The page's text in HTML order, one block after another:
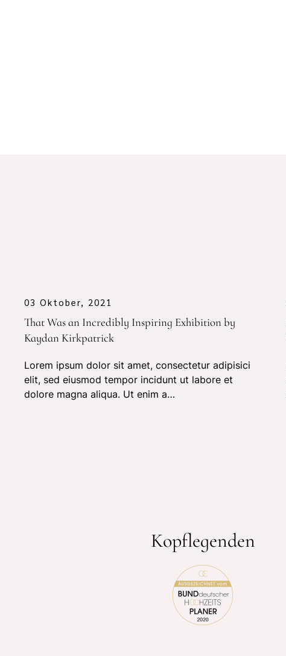
03 Oktober, 2021
That Was an Incredibly Inspiring Exhibition by
Kaydan Kirkpatrick
Lorem ipsum dolor sit amet, consectetur adipisici
elit, sed eiusmod tempor incidunt ut labore et
dolore magna aliqua. Ut enim a…
Kopflegenden